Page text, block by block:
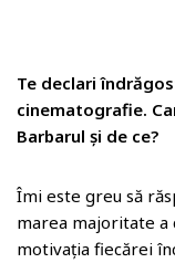
Te declari
cinematografie.
Barbarul și de ce?
Îmi este greu să
marea majoritate a
motivația fiecărei